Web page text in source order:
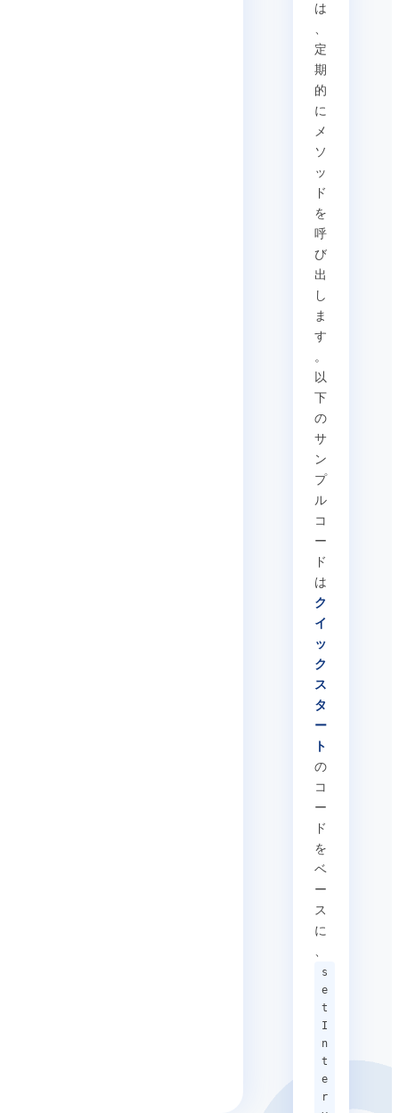
は
定
期
的
に
メ
ソ
ッ
ド
を
呼
び
出
し
ま
す
。
以
下
の
サ
ン
プ
ル
コ
ー
ド
は
ク
イ
ッ
ク
ス
タ
ー
ト
の
コ
ー
ド
を
ベ
ー
ス
に
s
e
t
I
n
t
e
r